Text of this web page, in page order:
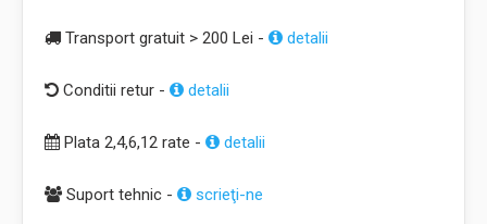
Transport gratuit > 200 Lei - detalii
Conditii retur - detalii
Plata 2,4,6,12 rate - detalii
Suport tehnic - scrieţi-ne